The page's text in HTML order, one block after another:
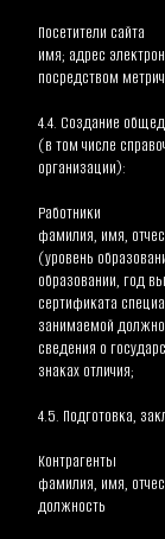
Посетители сайта
имя; адрес
посредством
4.4. Создание
(в том числе
организации):
Работники
фамилия, имя,
(уровень
образовании, год
сертификата
занимаемой
сведения о
знаках отличия;
4.5. Подготовка,
Контрагенты
фамилия, имя,
должность